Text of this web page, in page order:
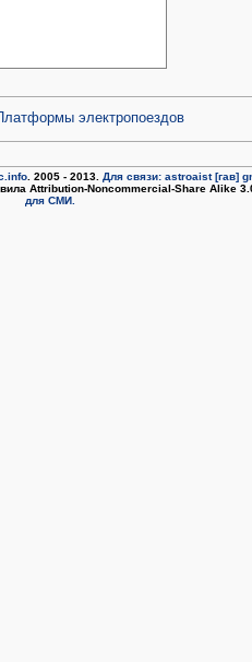
Платформы электропоездов
. 2005 - 2013. Для связи: astroaist [гав]
Attribution-Noncommercial-Share Alike
для СМИ.